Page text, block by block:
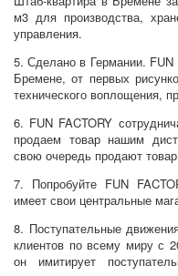
м3 для производства,
управления.
5. Сделано в Германии. FUN
Бремене, от первых
технического воплощения,
6. FUN FACTORY
продаем товар нашим
свою очередь продают
7. Попробуйте FUN
имеет свои центральные
8. Поступательные
клиентов по всему миру с
он имитирует